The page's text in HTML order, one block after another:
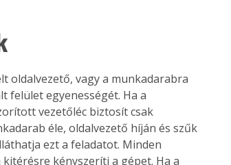
felület egyenességét. Ha a
vezetőléc biztosít csak
éle, oldalvezető híján és szűk
ezt a feladatot. Minden
kényszeríti a gépet. Ha a